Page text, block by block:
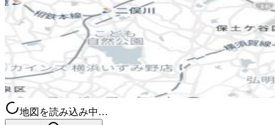
地図を読み込み中…